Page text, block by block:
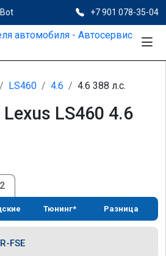
+7 901 078-35-04
LS460 4.6 4.6 388 л.с.
LS460 4.6
Тюнинг* Разница
FSE